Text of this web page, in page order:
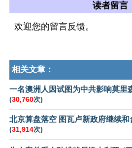
读者留言
欢迎您的留言反馈。
相关文章：
一名澳洲人因试图为中共影响莫里
(30,760次)
北京算盘落空 图瓦卢新政府继续和
(31,914次)